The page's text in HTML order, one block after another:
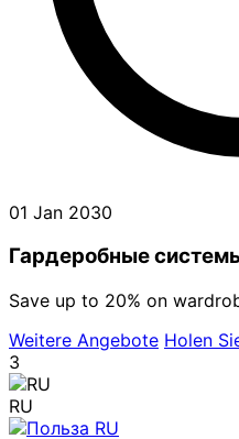
01 Jan 2030
Гардеробные
Save up to 20% on
Weitere Angebote Holen
3
RU